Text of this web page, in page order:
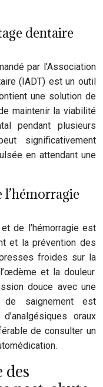
dentaire
par l’Association
(IADT) est un outil
une solution de
maintenir la viabilité
pendant plusieurs
significativement
en attendant une
de l’hémorragie est
et la prévention des
froides sur la
et la douleur.
douce avec une
saignement est
oraux
de consulter un